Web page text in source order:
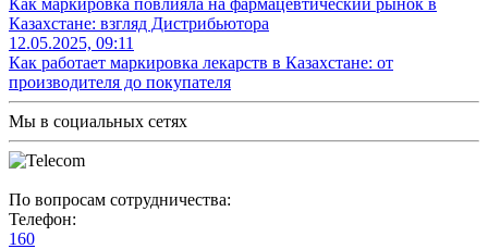
Казахстане: взгляд Дистрибьютора
12.05.2025, 09:11
Как работает маркировка лекарств в Казахстане: от
производителя до покупателя
Мы в социальных сетях
По вопросам сотрудничества:
Телефон:
160